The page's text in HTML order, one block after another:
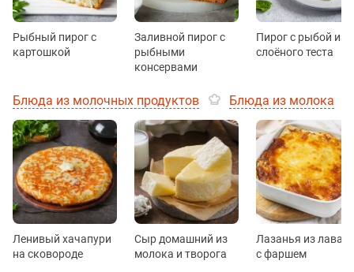
Рыбный пирог с
картошкой
Заливной пирог с
рыбными
консервами
Пирог с рыбой из
слоёного теста
Блюда из молочных продуктов Блюда из молока
Ленивый хачапури
на сковороде
Сыр домашний из
молока и творога
Лазанья из
с фаршем